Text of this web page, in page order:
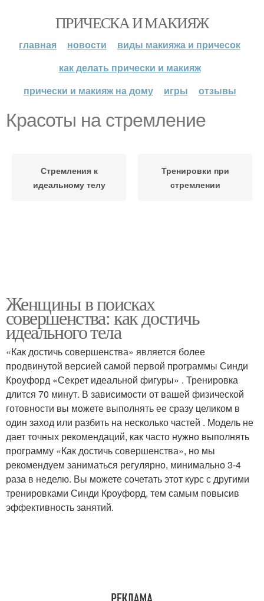
ПРИЧЕСКА И МАКИЯЖ
главная новости
виды макияжа и причесок
как делать прически и макияж
прически и макияж на дому
игры отзывы
Красоты на стремление
Стремления к
идеальному телу
Тренировки при
стремлении
Женщины в поисках
совершенства: как достичь
идеального тела
«Как достичь совершенства» является более
продвинутой версией самой первой программы Синди
Кроуфорд «Секрет идеальной фигуры» . Тренировка
длится 70 минут. В зависимости от вашей физической
готовности вы можете выполнять ее сразу целиком в
один заход или разбить на несколько частей . Модель не
дает точных рекомендаций, как часто нужно выполнять
программу «Как достичь совершенства», но мы
рекомендуем заниматься регулярно, минимально 3-4
раза в неделю. Вы можете сочетать этот курс с другими
тренировками Синди Кроуфорд, тем самым повысив
эффективность занятий.